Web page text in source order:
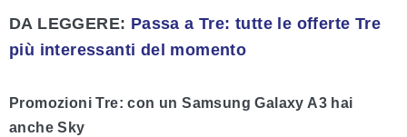
DA LEGGERE: Passa a Tre: tutte le offerte Tre
più interessanti del momento
Promozioni Tre: con un Samsung Galaxy A3 hai
anche Sky